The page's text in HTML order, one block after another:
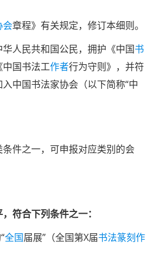
会章程》有关规定，修订本细则。
人民共和国公民，拥护《中国书
国书法工作者行为守则》，并符
中国书法家协会（以下简称“中
件之一，可申报对应类别的会
符合下列条件之一：
全国届展”（全国第X届书法篆刻作